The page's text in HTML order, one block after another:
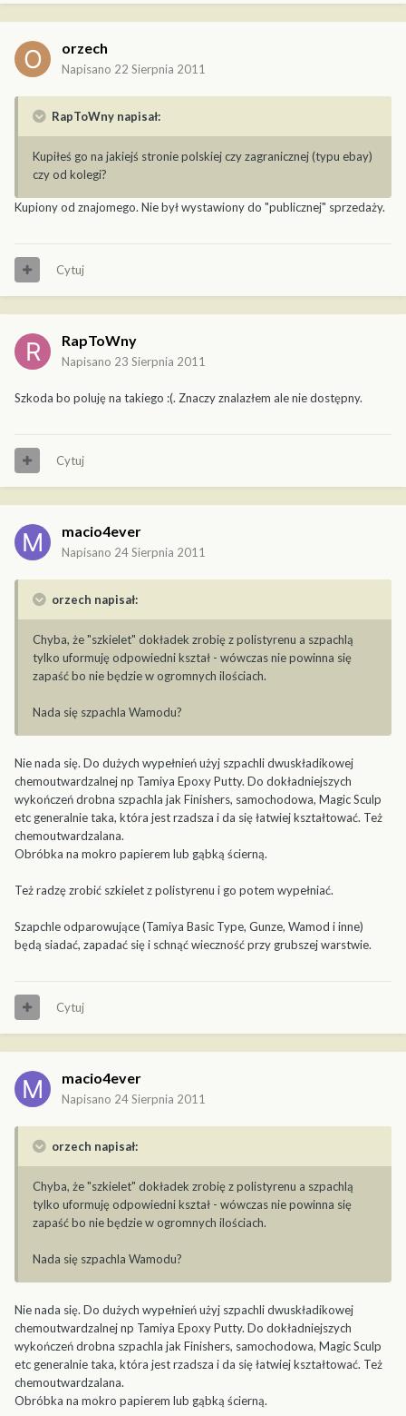
orzech
Napisano 22 Sierpnia 2011
RapToWny napisał:
Kupiłeś go na jakiejś stronie polskiej czy zagranicznej (typu ebay)
czy od kolegi?
Kupiony od znajomego. Nie był wystawiony do "publicznej" sprzedaży.
Cytuj
RapToWny
Napisano 23 Sierpnia 2011
Szkoda bo poluję na takiego :(. Znaczy znalazłem ale nie dostępny.
Cytuj
macio4ever
Napisano 24 Sierpnia 2011
orzech napisał:
Chyba, że "szkielet" dokładek zrobię z polistyrenu a szpachlą
tylko uformuję odpowiedni kształ - wówczas nie powinna się
zapaść bo nie będzie w ogromnych ilościach.
Nada się szpachla Wamodu?
Nie nada się. Do dużych wypełnień użyj szpachli dwuskładikowej
chemoutwardzalnej np Tamiya Epoxy Putty. Do dokładniejszych
wykończeń drobna szpachla jak Finishers, samochodowa, Magic Sculp
etc generalnie taka, która jest rzadsza i da się łatwiej kształtować. Też
chemoutwardzalana.
Obróbka na mokro papierem lub gąbką ścierną.
Też radzę zrobić szkielet z polistyrenu i go potem wypełniać.
Szapchle odparowujące (Tamiya Basic Type, Gunze, Wamod i inne)
będą siadać, zapadać się i schnąć wieczność przy grubszej warstwie.
Cytuj
macio4ever
Napisano 24 Sierpnia 2011
orzech napisał:
Chyba, że "szkielet" dokładek zrobię z polistyrenu a szpachlą
tylko uformuję odpowiedni kształ - wówczas nie powinna się
zapaść bo nie będzie w ogromnych ilościach.
Nada się szpachla Wamodu?
Nie nada się. Do dużych wypełnień użyj szpachli dwuskładikowej
chemoutwardzalnej np Tamiya Epoxy Putty. Do dokładniejszych
wykończeń drobna szpachla jak Finishers, samochodowa, Magic Sculp
etc generalnie taka, która jest rzadsza i da się łatwiej kształtować. Też
chemoutwardzalana.
Obróbka na mokro papierem lub gąbką ścierną.